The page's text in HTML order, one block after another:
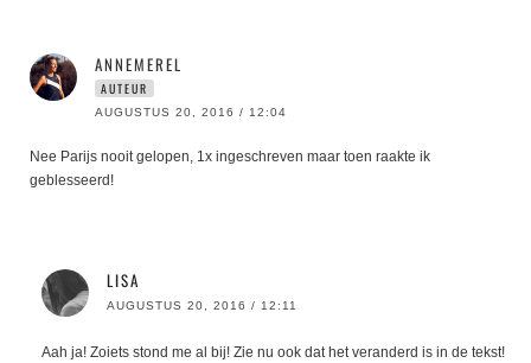
ANNEMEREL
AUTEUR
AUGUSTUS 20, 2016 / 12:04
Nee Parijs nooit gelopen, 1x ingeschreven maar toen raakte ik
geblesseerd!
LISA
AUGUSTUS 20, 2016 / 12:11
Aah ja! Zoiets stond me al bij! Zie nu ook dat het veranderd is in de tekst!